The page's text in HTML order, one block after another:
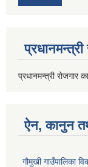
प्रधानमन्त्री
प्रधानमन्त्री रोजगार
ऐन, कानुन
गौमुखी गाउँपालिका